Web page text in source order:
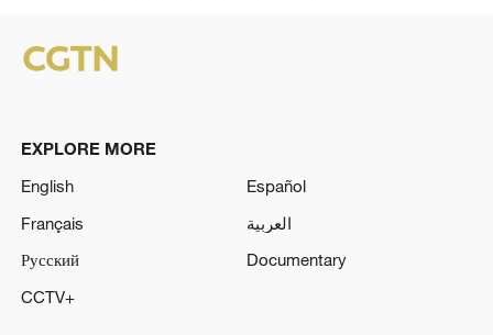
EXPLORE MORE
English
Español
Français
العربية
Русский
Documentary
CCTV+